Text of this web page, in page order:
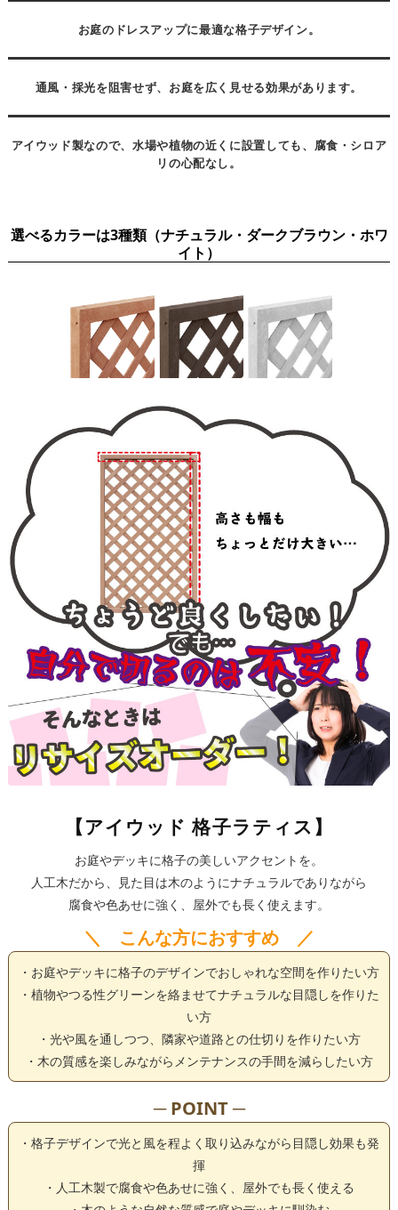
お庭のドレスアップに最適な格子デザイン。
通風・採光を阻害せず、お庭を広く見せる効果があります。
アイウッド製なので、水場や植物の近くに設置しても、腐食・シロア
リの心配なし。
選べるカラーは3種類（ナチュラル・ダークブラウン・ホワ
イト）
【アイウッド 格子ラティス】
お庭やデッキに格子の美しいアクセントを。
人工木だから、見た目は木のようにナチュラルでありながら
腐食や色あせに強く、屋外でも長く使えます。
＼ こんな方におすすめ ／
・お庭やデッキに格子のデザインでおしゃれな空間を作りたい方
・植物やつる性グリーンを絡ませてナチュラルな目隠しを作りた
い方
・光や風を通しつつ、隣家や道路との仕切りを作りたい方
・木の質感を楽しみながらメンテナンスの手間を減らしたい方
─ POINT ─
・格子デザインで光と風を程よく取り込みながら目隠し効果も発
揮
・人工木製で腐食や色あせに強く、屋外でも長く使える